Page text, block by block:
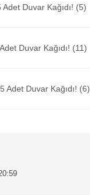
Adet Duvar Kağıdı! (5)
Duvar Kağıdı! (11)
Adet Duvar Kağıdı! (6)